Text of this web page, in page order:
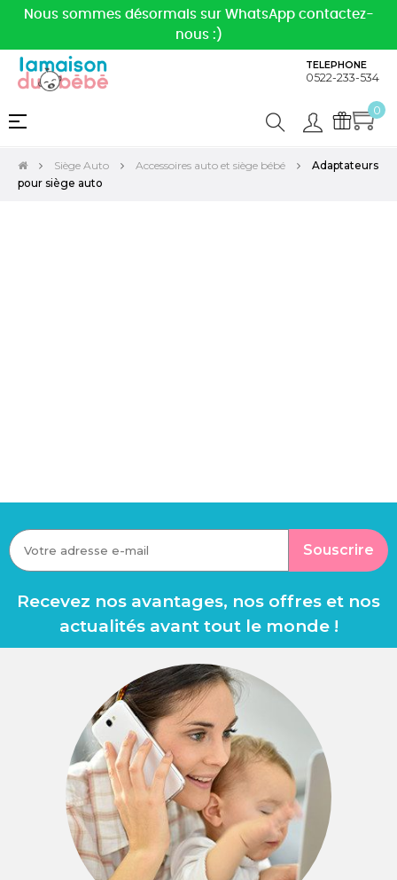
Nous sommes désormais sur WhatsApp contactez-
nous :)
TELEPHONE
0522-233-534
0
Basculer
navigation
☰
Siège Auto Accessoires auto et siège bébé
Adaptateurs
pour siège auto
Souscrire
Recevez nos avantages, nos offres et nos
actualités avant tout le monde !